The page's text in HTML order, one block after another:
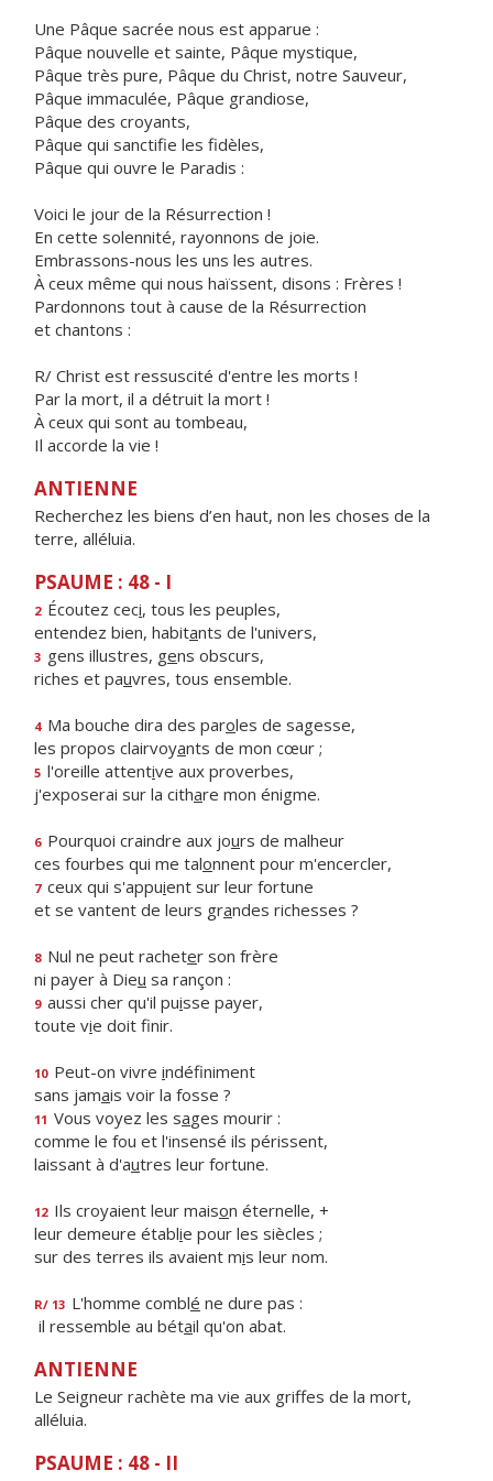
Une Pâque sacrée nous est apparue :
Pâque nouvelle et sainte, Pâque mystique,
Pâque très pure, Pâque du Christ, notre Sauveur,
Pâque immaculée, Pâque grandiose,
Pâque des croyants,
Pâque qui sanctifie les fidèles,
Pâque qui ouvre le Paradis :
Voici le jour de la Résurrection !
En cette solennité, rayonnons de joie.
Embrassons-nous les uns les autres.
À ceux même qui nous haïssent, disons : Frères !
Pardonnons tout à cause de la Résurrection
et chantons :
R/ Christ est ressuscité d'entre les morts !
Par la mort, il a détruit la mort !
À ceux qui sont au tombeau,
Il accorde la vie !
ANTIENNE
Recherchez les biens d’en haut, non les choses de la
terre, alléluia.
PSAUME : 48 - I
2 Écoutez ceci, tous les peuples,
entendez bien, habitants de l'univers,
3 gens illustres, gens obscurs,
riches et pauvres, tous ensemble.
4 Ma bouche dira des paroles de sagesse,
les propos clairvoyants de mon cœur ;
5 l'oreille attentive aux proverbes,
j'exposerai sur la cithare mon énigme.
6 Pourquoi craindre aux jours de malheur
ces fourbes qui me talonnent pour m'encercler,
7 ceux qui s'appuient sur leur fortune
et se vantent de leurs grandes richesses ?
8 Nul ne peut racheter son frère
ni payer à Dieu sa rançon :
9 aussi cher qu'il puisse payer,
toute vie doit finir.
10 Peut-on vivre indéfiniment
sans jamais voir la fosse ?
11 Vous voyez les sages mourir :
comme le fou et l'insensé ils périssent,
laissant à d'autres leur fortune.
12 Ils croyaient leur maison éternelle, +
leur demeure établie pour les siècles ;
sur des terres ils avaient mis leur nom.
R/ 13 L'homme comblé ne dure pas :
il ressemble au bétail qu'on abat.
ANTIENNE
Le Seigneur rachète ma vie aux griffes de la mort,
alléluia.
PSAUME : 48 - II